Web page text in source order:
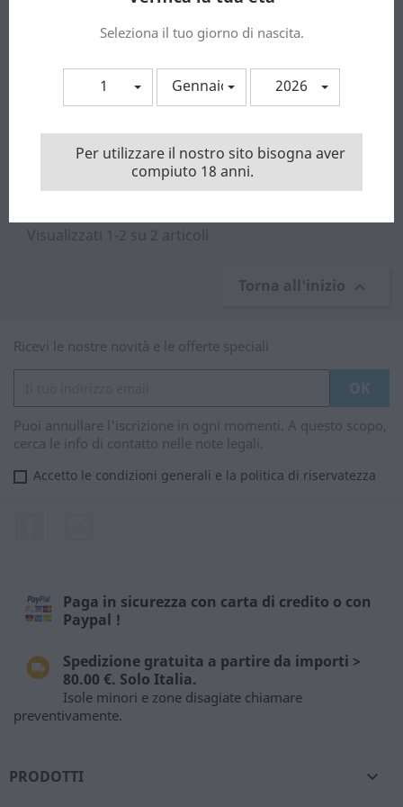
Thomas Hardy AleThe...
Prezzo
10,90 €
Visualizzati 1-2 su 2 articoli
Torna all'inizio 
Ricevi le nostre novità e le offerte speciali
Puoi annullare l'iscrizione in ogni momenti. A questo scopo,
cerca le info di contatto nelle note legali.
Accetto le condizioni generali e la politica di riservatezza
Paga in sicurezza con carta di credito o con
Paypal !
Spedizione gratuita a partire da importi >
80.00 €. Solo Italia.
Isole minori e zone disagiate chiamare
preventivamente.
PRODOTTI 
Seleziona il tuo giorno di nascita.
1 Gennaio 2026
Per utilizzare il nostro sito bisogna aver
compiuto 18 anni.